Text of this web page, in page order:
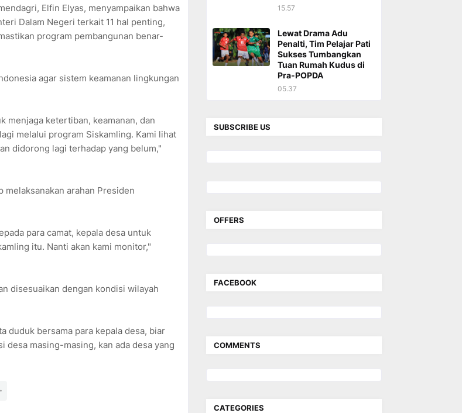
Elfin Elyas, menyampaikan bahwa
Dalam Negeri terkait 11 hal penting,
program pembangunan benar-
agar sistem keamanan lingkungan
menjaga ketertiban, keamanan, dan
melalui program Siskamling. Kami lihat
didorong lagi terhadap yang belum,"
melaksanakan arahan Presiden
para camat, kepala desa untuk
itu. Nanti akan kami monitor,"
disesuaikan dengan kondisi wilayah
duduk bersama para kepala desa, biar
masing-masing, kan ada desa yang
15.57
Lewat Drama Adu
Penalti, Tim Pelajar Pati
Sukses Tumbangkan
Tuan Rumah Kudus di
Pra-POPDA
05.37
SUBSCRIBE US
OFFERS
FACEBOOK
COMMENTS
CATEGORIES